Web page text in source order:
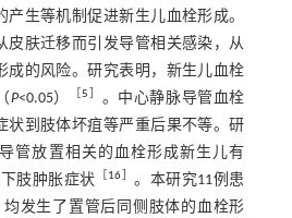
生等机制促进新生儿血栓形成。
皮肤迁移而引发导管相关感染，从
成的风险。研究表明，新生儿血栓
P<0.05） ［5
。中心静脉导管血栓
状到肢体坏疽等严重后果不等。研
管放置相关的血栓形成新生儿有
肢肿胀症状
16
。本研究11例患
发生了置管后同侧肢体的血栓形